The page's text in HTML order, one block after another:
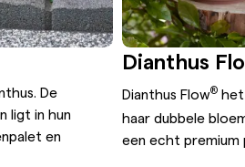
De
ligt in hun
en
Dianthus
Dianthus Flow® het
haar dubbele
een echt premium